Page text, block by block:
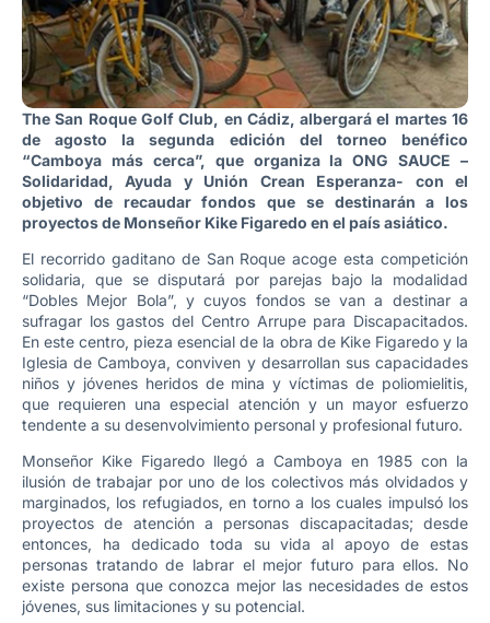
The San Roque Golf Club, en Cádiz, albergará el martes 16
de agosto la segunda edición del torneo benéfico
“Camboya más cerca”, que organiza la ONG SAUCE –
Solidaridad, Ayuda y Unión Crean Esperanza- con el
objetivo de recaudar fondos que se destinarán a los
proyectos de Monseñor Kike Figaredo en el país asiático.
El recorrido gaditano de San Roque acoge esta competición
solidaria, que se disputará por parejas bajo la modalidad
“Dobles Mejor Bola”, y cuyos fondos se van a destinar a
sufragar los gastos del Centro Arrupe para Discapacitados.
En este centro, pieza esencial de la obra de Kike Figaredo y la
Iglesia de Camboya, conviven y desarrollan sus capacidades
niños y jóvenes heridos de mina y víctimas de poliomielitis,
que requieren una especial atención y un mayor esfuerzo
tendente a su desenvolvimiento personal y profesional futuro.
Monseñor Kike Figaredo llegó a Camboya en 1985 con la
ilusión de trabajar por uno de los colectivos más olvidados y
marginados, los refugiados, en torno a los cuales impulsó los
proyectos de atención a personas discapacitadas; desde
entonces, ha dedicado toda su vida al apoyo de estas
personas tratando de labrar el mejor futuro para ellos. No
existe persona que conozca mejor las necesidades de estos
jóvenes, sus limitaciones y su potencial.